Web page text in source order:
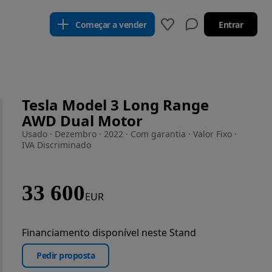
Começar a vender Entrar
Tesla Model 3 Long Range
AWD Dual Motor
Usado · Dezembro · 2022 · Com garantia · Valor Fixo ·
IVA Discriminado
33 600EUR
Financiamento disponível neste Stand
Pedir proposta